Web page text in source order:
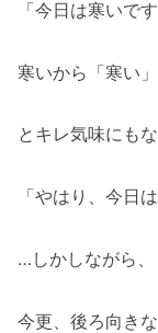
「今日は寒いで
寒いから「寒い
とキレ気味にもな
「やはり、今日
…しかしながら、
今更、後ろ向き